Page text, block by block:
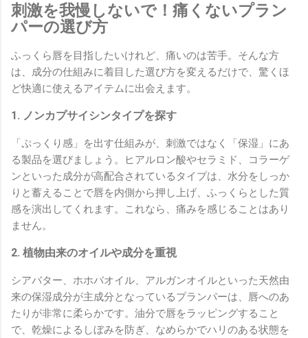
刺激を我慢しないで！痛くないプラン
パーの選び方
ふっくら唇を目指したいけれど、痛いのは苦手。そんな方
は、成分の仕組みに着目した選び方を変えるだけで、驚くほ
ど快適に使えるアイテムに出会えます。
1. ノンカプサイシンタイプを探す
「ぷっくり感」を出す仕組みが、刺激ではなく「保湿」にあ
る製品を選びましょう。ヒアルロン酸やセラミド、コラーゲ
ンといった成分が高配合されているタイプは、水分をしっか
りと蓄えることで唇を内側から押し上げ、ふっくらとした質
感を演出してくれます。これなら、痛みを感じることはあり
ません。
2. 植物由来のオイルや成分を重視
シアバター、ホホバオイル、アルガンオイルといった天然由
来の保湿成分が主成分となっているプランパーは、唇へのあ
たりが非常に柔らかです。油分で唇をラッピングすること
で、乾燥によるしぼみを防ぎ、なめらかでハリのある状態を